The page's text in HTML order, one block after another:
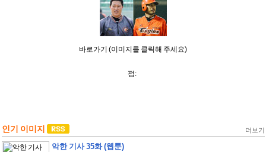
바로가기 (이미지를 클릭해 주세요)
펌:
인기 이미지 더보기
악한 기사 35화 (웹툰)